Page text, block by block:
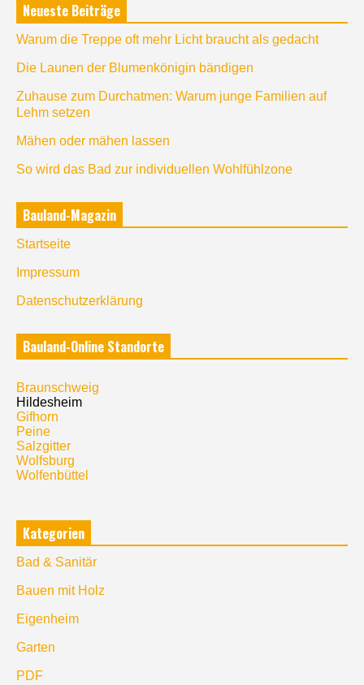
Neueste Beiträge
Warum die Treppe oft mehr Licht braucht als gedacht
Die Launen der Blumenkönigin bändigen
Zuhause zum Durchatmen: Warum junge Familien auf
Lehm setzen
Mähen oder mähen lassen
So wird das Bad zur individuellen Wohlfühlzone
Bauland-Magazin
Startseite
Impressum
Datenschutzerklärung
Bauland-Online Standorte
Braunschweig
Hildesheim
Gifhorn
Peine
Salzgitter
Wolfsburg
Wolfenbüttel
Kategorien
Bad & Sanitär
Bauen mit Holz
Eigenheim
Garten
PDF